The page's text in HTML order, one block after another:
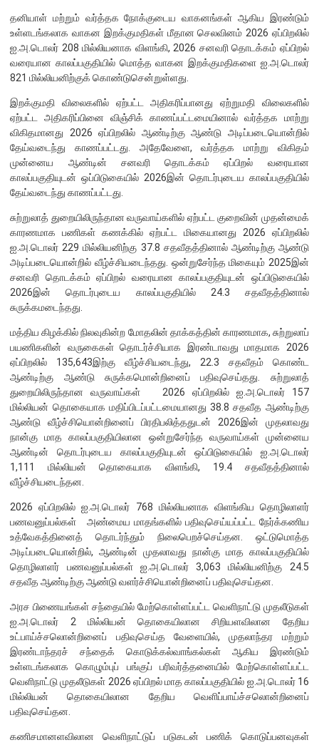
எக்ஸ்டர் அறிக்கை
நாணயக் கொள்கை
நிதியியல் முறைமை
நிதியியல் முறைமை உறுதிப்பாடு
பொதுநோக்கு
முக்கிய தொழிற்பாடுகள்
வங்கித்தொழில் துறை
வங்கியல்லா நிதியியல் மற்றும் குத்தகைக் கம்பனிகள் துறை
முதனிலை வணிகர்கள்
நுண்பாக நிதித் துறை
அதிகாரம்பெற்ற பணத்தரகர்கள் ஒழுங்குவிதிகள்
நிலைபெறத்தக்க நிதி
தீர்மானம்
வைப்புக் காப்புறுதி
நிதியியல் வசதிக்குட்படுத்தல்
நிதியியல் சந்தைகள்
பொதுநோக்கு
வங்கிகளுக்கிடையிலான அழைப்புப் பணச் சந்தை
உள்நாட்டின் வெளிநாட்டுச் செலாவணிச் சந்தை
வெளிநாட்டுச் செலாவணி உலகளாவிய குறியீட்டைப் பின்பற்றுதல்
அரச பிணையங்கள் சந்தை
தனியாள் மற்றும் வர்த்தக நோக்குடைய வாகனங்கள் ஆகிய இரண்டும்
உள்ளடங்கலாக வாகன இறக்குமதிகள் மீதான செலவினம் 2026 ஏப்பிறலில்
ஐ.அ.டொலர் 208 மில்லியனாக விளங்கி, 2026 சனவரி தொடக்கம் ஏப்பிறல்
வரையான காலப்பகுதியில் மொத்த வாகன இறக்குமதிகளை ஐ.அ.டொலர்
821 மில்லியனிற்குக் கொண்டுசென்றுள்ளது.
இறக்குமதி விலைகளில் ஏற்பட்ட அதிகரிப்பானது ஏற்றுமதி விலைகளில்
ஏற்பட்ட அதிகரிப்பினை விஞ்சிக் காணப்பட்டமையினால் வர்த்தக மாற்று
விகிதமானது 2026 ஏப்பிறலில் ஆண்டிற்கு ஆண்டு அடிப்படையொன்றில்
தேய்வடைந்து காணப்பட்டது. அதேவேளை, வர்த்தக மாற்று விகிதம்
முன்னைய ஆண்டின் சனவரி தொடக்கம் ஏப்பிறல் வரையான
காலப்பகுதியுடன் ஒப்பிடுகையில் 2026இன் தொடர்புடைய காலப்பகுதியில்
தேய்வடைந்து காணப்பட்டது.
சுற்றுலாத் துறையிலிருந்தான வருவாய்களில் ஏற்பட்ட குறைவின் முதன்மைக்
காரணமாக பணிகள் கணக்கில் ஏற்பட்ட மிகையானது 2026 ஏப்பிறலில்
ஐ.அ.டொலர் 229 மில்லியனிற்கு 37.8 சதவீதத்தினால் ஆண்டிற்கு ஆண்டு
அடிப்படையொன்றில் வீழ்ச்சியடைந்தது. ஒன்றுசேர்ந்த மிகையும் 2025இன்
சனவரி தொடக்கம் ஏப்பிறல் வரையான காலப்பகுதியுடன் ஒப்பிடுகையில்
2026இன் தொடர்புடைய காலப்பகுதியில் 24.3 சதவீதத்தினால்
சுருக்கமடைந்தது.
மத்திய கிழக்கில் நிலவுகின்ற மோதலின் தாக்கத்தின் காரணமாக, சுற்றுலாப்
பயணிகளின் வருகைகள் தொடர்ச்சியாக இரண்டாவது மாதமாக 2026
ஏப்பிறலில் 135,643இற்கு வீழ்ச்சியடைந்து, 22.3 சதவீதம் கொண்ட
ஆண்டிற்கு ஆண்டு சுருக்கமொன்றினைப் பதிவுசெய்தது. சுற்றுலாத்
துறையிலிருந்தான வருவாய்கள் 2026 ஏப்பிறலில் ஐ.அ.டொலர் 157
மில்லியன் தொகையாக மதிப்பிடப்பட்டமையானது 38.8 சதவீத ஆண்டிற்கு
ஆண்டு வீழ்ச்சியொன்றினைப் பிரதிபலித்ததுடன் 2026இன் முதலாவது
நான்கு மாத காலப்பகுதியிலான ஒன்றுசேர்ந்த வருவாய்கள் முன்னைய
ஆண்டின் தொடர்புடைய காலப்பகுதியுடன் ஒப்பிடுகையில் ஐ.அ.டொலர்
1,111 மில்லியன் தொகையாக விளங்கி, 19.4 சதவீதத்தினால்
வீழ்ச்சியடைந்தன.
2026 ஏப்பிறலில் ஐ.அ.டொலர் 768 மில்லியனாக விளங்கிய தொழிலாளர்
பணவனுப்பல்கள் அண்மைய மாதங்களில் பதிவுசெய்யப்பட்ட நேர்க்கணிய
உத்வேகத்தினைத் தொடர்ந்தும் நிலைபெறச்செய்தன. ஒட்டுமொத்த
அடிப்படையொன்றில், ஆண்டின் முதலாவது நான்கு மாத காலப்பகுதியில்
தொழிலாளர் பணவனுப்பல்கள் ஐ.அ.டொலர் 3,063 மில்லியனிற்கு 24.5
சதவீத ஆண்டிற்கு ஆண்டு வளர்ச்சியொன்றினைப் பதிவுசெய்தன.
அரச பிணையங்கள் சந்தையில் மேற்கொள்ளப்பட்ட வெளிநாட்டு முதலீடுகள்
ஐ.அ.டொலர் 2 மில்லியன் தொகையிலான சிறியளவிலான தேறிய
உட்பாய்ச்சலொன்றினைப் பதிவுசெய்த வேளையில், முதலாந்தர மற்றும்
இரண்டாந்தரச் சந்தைக் கொடுக்கல்வாங்கல்கள் ஆகிய இரண்டும்
உள்ளடங்கலாக கொழும்புப் பங்குப் பரிவர்த்தனையில் மேற்கொள்ளப்பட்ட
வெளிநாட்டு முதலீடுகள் 2026 ஏப்பிறல் மாத காலப்பகுதியில் ஐ.அ.டொலர் 16
மில்லியன் தொகையிலான தேறிய வெளிப்பாய்ச்சலொன்றினைப்
பதிவுசெய்தன.
கணிசமானளவிலான வெளிநாட்டுப் படுகடன் பணிக் கொடுப்பனவுகள்